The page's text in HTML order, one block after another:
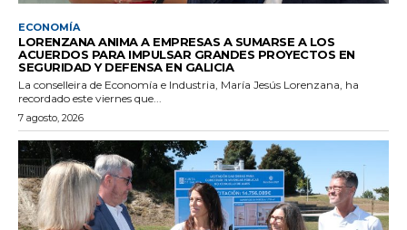
ECONOMÍA
LORENZANA ANIMA A EMPRESAS A SUMARSE A LOS
ACUERDOS PARA IMPULSAR GRANDES PROYECTOS EN
SEGURIDAD Y DEFENSA EN GALICIA
La conselleira de Economía e Industria, María Jesús Lorenzana, ha
recordado este viernes que...
7 agosto, 2026